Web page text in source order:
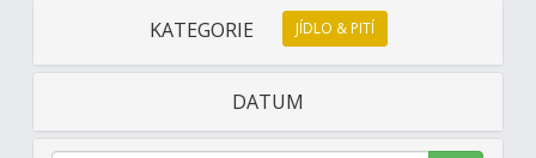
KATEGORIE JÍDLO & PITÍ
DATUM